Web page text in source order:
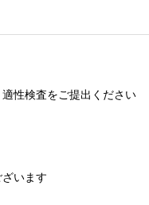
性検査をご提出ください
います